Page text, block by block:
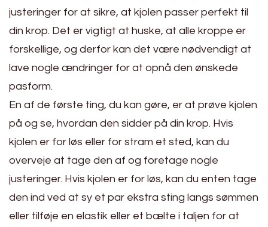
justeringer for at sikre, at kjolen passer perfekt til
din krop. Det er vigtigt at huske, at alle kroppe er
forskellige, og derfor kan det være nødvendigt at
lave nogle ændringer for at opnå den ønskede
pasform.
En af de første ting, du kan gøre, er at prøve kjolen
på og se, hvordan den sidder på din krop. Hvis
kjolen er for løs eller for stram et sted, kan du
overveje at tage den af og foretage nogle
justeringer. Hvis kjolen er for løs, kan du enten tage
den ind ved at sy et par ekstra sting langs sømmen
eller tilføje en elastik eller et bælte i taljen for at